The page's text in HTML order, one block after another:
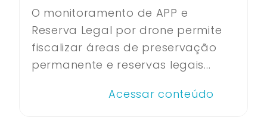
O monitoramento de APP e
Reserva Legal por drone permite
fiscalizar áreas de preservação
permanente e reservas legais...
Acessar conteúdo